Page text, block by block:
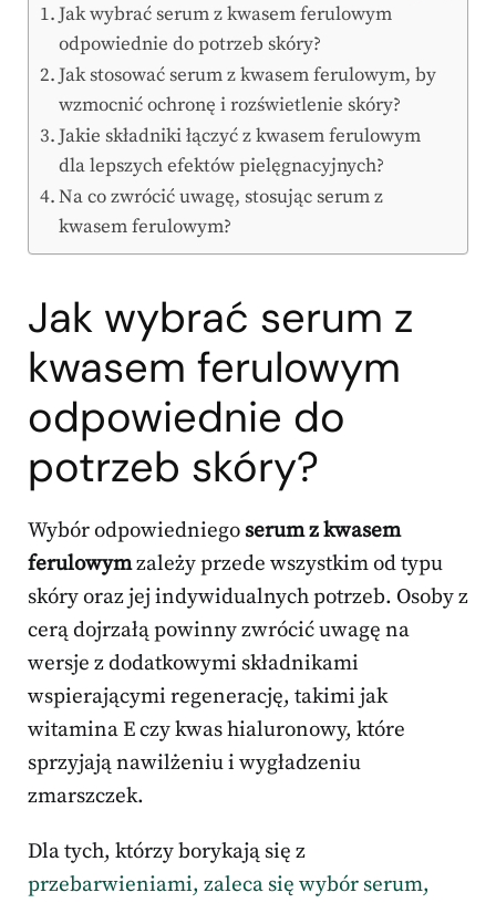
Jak wybrać serum z kwasem ferulowym
odpowiednie do potrzeb skóry?
Jak stosować serum z kwasem ferulowym, by
wzmocnić ochronę i rozświetlenie skóry?
Jakie składniki łączyć z kwasem ferulowym
dla lepszych efektów pielęgnacyjnych?
Na co zwrócić uwagę, stosując serum z
kwasem ferulowym?
Jak wybrać serum z
kwasem ferulowym
odpowiednie do
potrzeb skóry?
Wybór odpowiedniego serum z kwasem
ferulowymzależy przede wszystkim od typu
skóry oraz jej indywidualnych potrzeb. Osoby z
cerą dojrzałą powinny zwrócić uwagę na
wersje z dodatkowymi składnikami
wspierającymi regenerację, takimi jak
witamina E czy kwas hialuronowy, które
sprzyjają nawilżeniu i wygładzeniu
zmarszczek.
Dla tych, którzy borykają się z
przebarwieniami, zaleca się wybór serum,